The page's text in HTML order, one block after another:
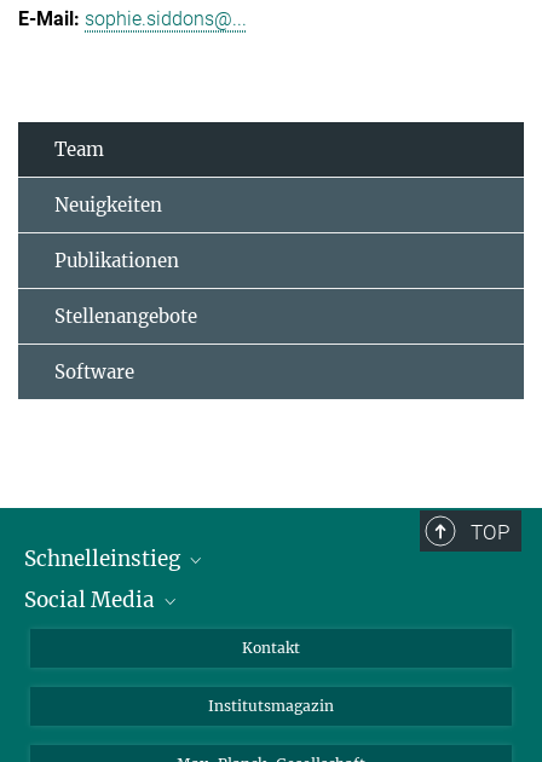
sophie.siddons@...
Team
Neuigkeiten
Publikationen
Stellenangebote
Software
TOP
Schnelleinstieg
Alumni
Fördernde
Social Media
Bluesky
Facebook
Kontakt
Institutsmagazin